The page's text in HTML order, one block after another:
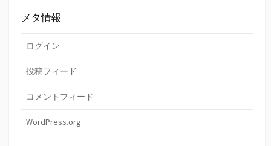
メタ情報
ログイン
投稿フィード
コメントフィード
WordPress.org